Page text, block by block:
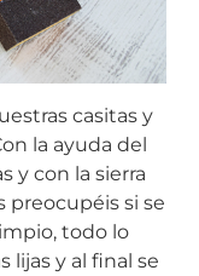
casitas y
la ayuda del
y con la sierra
preocupéis si se
todo lo
lijas y al final se